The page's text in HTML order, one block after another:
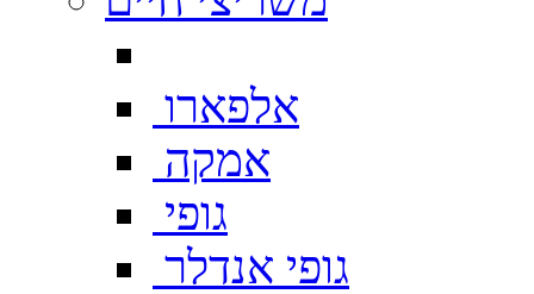
אלפארו
אמקה
גופי
גופי אנדלר